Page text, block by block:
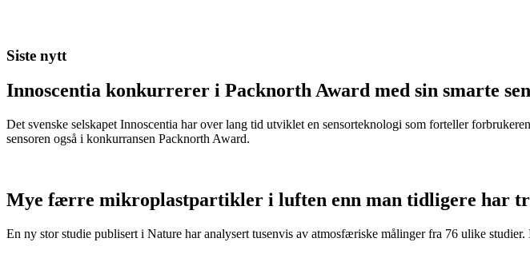
Siste nytt
Innoscentia konkurrerer i Packnorth Award med sin smarte
Det svenske selskapet Innoscentia har over lang tid utviklet en sensorteknologi som forteller
sensoren også i konkurransen Packnorth Award.
Mye færre mikroplastpartikler i luften enn man tidligere har
En ny stor studie publisert i Nature har analysert tusenvis av atmosfæriske målinger fra 76 ulike